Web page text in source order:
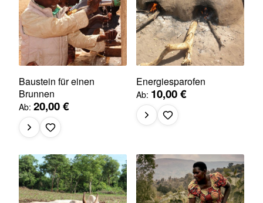
Baustein für einen
Brunnen
Ab 20,00 €
Energiesparofen
Ab 10,00 €